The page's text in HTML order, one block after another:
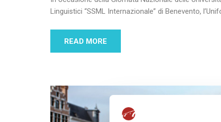
Linguistici “SSML Internazionale” di Benevento,
READ MORE